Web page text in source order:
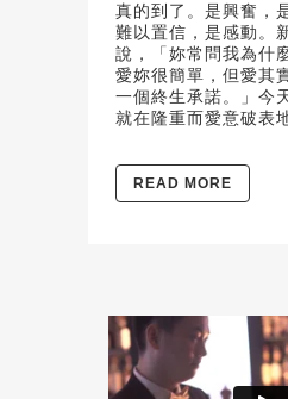
真的到了。是興奮，
難以置信，是感動。
說，「妳常問我為什
愛妳很簡單，但愛其
一個終生承諾。」今
就在隆重而愛意破表
READ MORE